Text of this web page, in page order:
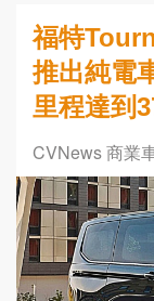
福特
推出純電
里程達到
CVNews 商業